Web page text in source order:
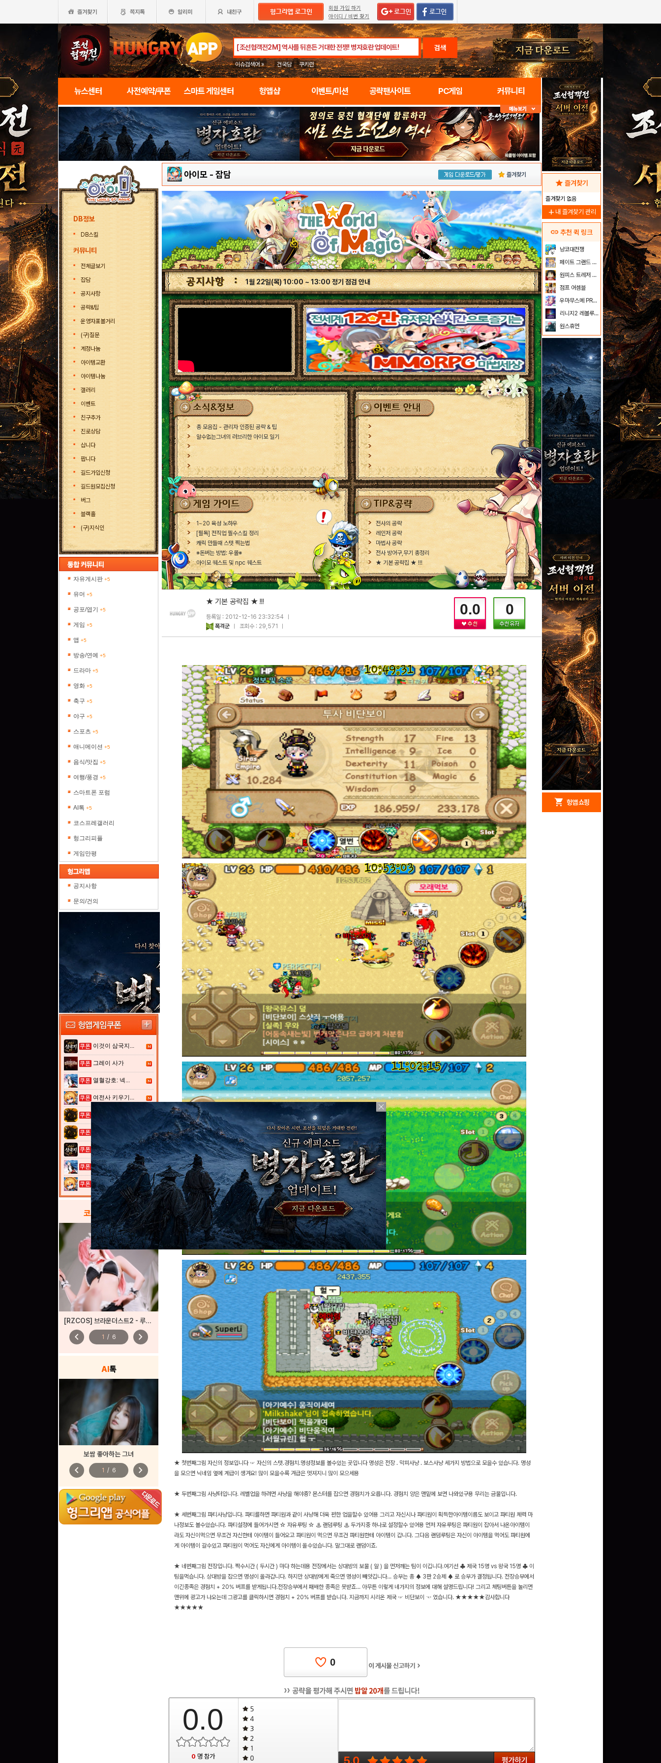
회원 가입 하기
아이디 / 비번 찾기
검색
이슈검색어 » 건국담 쿠키런
뉴스센터 사전예약/쿠폰 스마트 게임센터 헝앱샵 이벤트/미션 공략팬사이트 PC게임 커뮤니티
DB정보
DB스킬
커뮤니티
전체글보기
잡담
공지사항
공략&팁
운영자표볼거리
(구)질문
계정나눔
아이템교환
아이템나눔
갤러리
이벤트
친구추가
진로상담
삽니다
팝니다
길드가입신청
길드원모집신청
버그
블랙홀
(구)지식인
자유게시판 +5
유머 +5
공포/엽기 +5
게임 +5
앱 +5
방송/연예 +5
드라마 +5
영화 +5
축구 +5
야구 +5
스포츠 +5
애니메이션 +5
음식/맛집 +5
여행/풍경 +5
스마트폰 포럼
AI톡 +5
코스프레갤러리
헝그리피플
게임만평
공지사항
문의/건의
이것이 삼국지...
그레이 사가
열혈강호: 넥...
여전사 키우기...
고양이 낚시터...
이것이 삼국지...
열혈강호: 넥...
여전사 키우기...
코스프레갤러리
[RZCOS] 브라운더스트2 - 루비아 (しる/sɪʀᴜ)
chevron_left 1 / 6 chevron_right
AI톡
보쌈 좋아하는 그녀
chevron_left 1 / 6 chevron_right
아이모 - 잡담 즐겨찾기
1월 22일(목) 10:00 ~ 13:00 정기 점검 안내
총 모음집 - 관리자 인증된 공략 & 팁
알수없는그녀의 러브리한 아이모 일기
1~20 육성 노하우
[필독] 전직업 필수스킬 정리
캐릭 만들때 스텟 찍는법
※돈버는 방법: 우몰※
아이모 퀘스트 및 npc 퀘스트
전사의 공략
레인저 공략
마법사 공략
전사 방어구,무기 총정리
★ 기본 공략집 ★ !!!
★ 기본 공략집 ★ !!! 0.0 0
등록일 : 2012-12-16 23:32:54
폭격군
조회수 : 29,571
★ 첫번째그림 자신의 정보입니다 ☞ 자신의 스텟.경험치.명성정보를 볼수있는 곳입니다 명성은 전장 . 막피사냥 . 보스사냥 세가지 방법으로 모을수 있습니다. 명성
을 모으면 닉네임 옆에 계급이 생겨요! 많이 모을수록 겨급은 멋져지니 많이 모으세용
★ 두번째그림 사냥터입니다. 레벨업을 하려면 사냥을 해야죵? 몬스터를 잡으면 경험치가 오릅니다. 경험치 양은 맨밑에 보면 나와있구용 무리는 금물입니다.
★ 세번째그림 파티사냥입니다. 파티를하면 파티원과 같이 사냥해 더욱 편한 업을할수 있어용 그리고 자신시나 파티원이 획득한아이템이름도 보이고 파티원 체력 마
나정보도 볼수있습니다. 파티설정에 들어가시면 ☆ 자유루팅 ☆ ♨ 랜덤루팅 ♨ 두가지중 하나로 설정할수 있어용 먼저 자유루팅은 파티원이 잡아서 나온아이템이
라도 자신이먹으면 무조건 자신한테 아이템이 들어오고 파티원이 먹으면 무조건 파티원한테 아이템이 갑니다. 그다음 랜덤루팅은 자신이 아이템을 먹어도 파티원에
게 아이템이 갈수있고 파티원이 먹어도 자신에게 아이템이 올수있습니다. 말그대로 랜덤이죠.
★ 네번째그림 전장입니다. 짝수시간 ( 두시간 ) 마다 하는데용 전장에서는 상대방의 보물 ( 알 ) 을 먼저깨는 팀이 이깁니다.여기선 ♣ 제국 15명 vs 왕국 15명 ♣ 이
팀을먹습니다. 상대방을 잡으면 명성이 올라갑니다. 하지만 상대방에게 죽으면 명성이 빼앗깁니다... 승부는 총 ♠ 3판 2승제 ♠ 로 승부가 결정됩니다. 전장승부에서
이긴종족은 경험치 + 20% 버프를 받게됩니다.전장승부에서 패배한 종족은 못받죠... 아무튼 이렇게 네가지의 정보에 대해 설명드립니다! 그리고 체팅버튼을 눌리면
맨위에 광고가 나오는데 그광고를 클릭하시면 경험치 + 20% 버프를 받습니다. 지금까지 시리온 제국 ☞ 비단보이 ☜ 였습니다. ★★★★★감사합니다
★★★★★
0
0.0
0 명 참가
star 즐겨찾기
즐겨찾기 없음
add 내 즐겨찾기 관리
link 추천 퀵 링크
냥코대전쟁
페이트 그랜드 오더
원피스 트레저 크루즈
점프 어셈블
우마무스메 PRETTY DERBY
리니지2 레볼루션
원스휴먼
redeem 헝앱 경품
문화상품권 5000원 (추
첨)
100 밥알
문화상품권 10000원
(추첨)
100 밥알
구글 플레이 기프트카드
15,000원 (추첨)
100 밥알
구글 플레이 기프트카드
5,000원 (추첨)
100 밥알
shopping_cart 헝앱 쇼핑